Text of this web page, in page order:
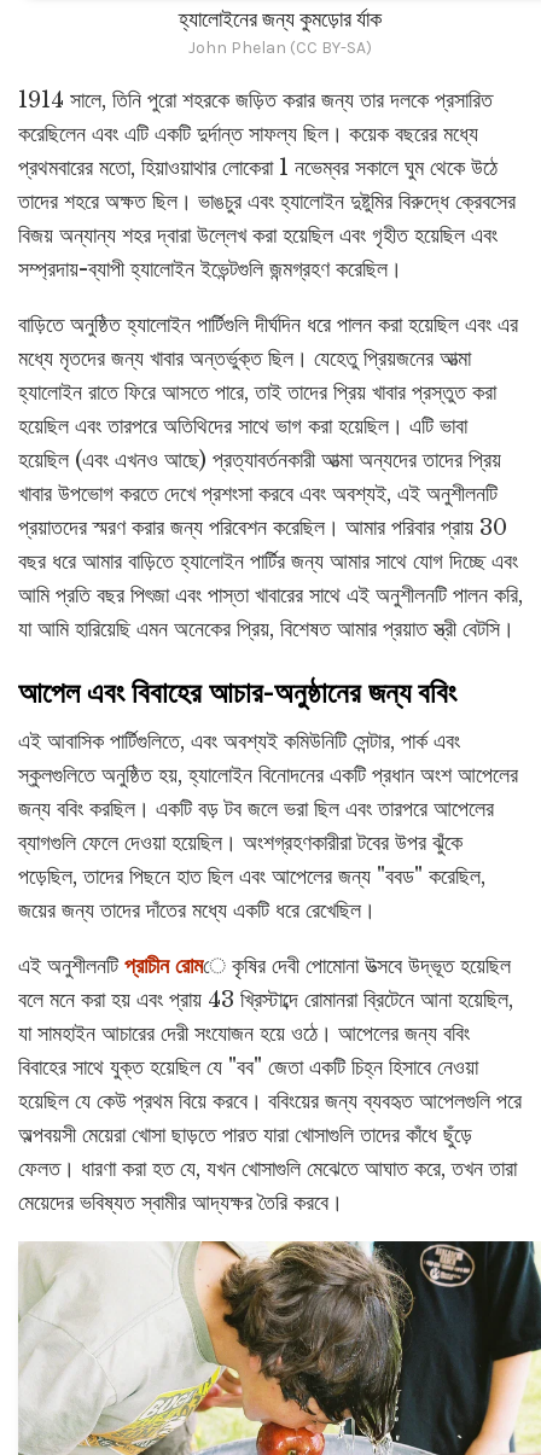
হ্যালোইনের জন্য কুমড়োর র্যাক
John Phelan (CC BY-SA)
1914 সালে, তিনি পুরো শহরকে জড়িত করার জন্য তার দলকে প্রসারিত
করেছিলেন এবং এটি একটি দুর্দান্ত সাফল্য ছিল। কয়েক বছরের মধ্যে
প্রথমবারের মতো, হিয়াওয়াথার লোকেরা 1 নভেম্বর সকালে ঘুম থেকে উঠে
তাদের শহরে অক্ষত ছিল। ভাঙচুর এবং হ্যালোইন দুষ্টুমির বিরুদ্ধে ক্রেবসের
বিজয় অন্যান্য শহর দ্বারা উল্লেখ করা হয়েছিল এবং গৃহীত হয়েছিল এবং
সম্প্রদায়-ব্যাপী হ্যালোইন ইভেন্টগুলি জন্মগ্রহণ করেছিল।
বাড়িতে অনুষ্ঠিত হ্যালোইন পার্টিগুলি দীর্ঘদিন ধরে পালন করা হয়েছিল এবং এর
মধ্যে মৃতদের জন্য খাবার অন্তর্ভুক্ত ছিল। যেহেতু প্রিয়জনের আত্মা
হ্যালোইন রাতে ফিরে আসতে পারে, তাই তাদের প্রিয় খাবার প্রস্তুত করা
হয়েছিল এবং তারপরে অতিথিদের সাথে ভাগ করা হয়েছিল। এটি ভাবা
হয়েছিল (এবং এখনও আছে) প্রত্যাবর্তনকারী আত্মা অন্যদের তাদের প্রিয়
খাবার উপভোগ করতে দেখে প্রশংসা করবে এবং অবশ্যই, এই অনুশীলনটি
প্রয়াতদের স্মরণ করার জন্য পরিবেশন করেছিল। আমার পরিবার প্রায় 30
বছর ধরে আমার বাড়িতে হ্যালোইন পার্টির জন্য আমার সাথে যোগ দিচ্ছে এবং
আমি প্রতি বছর পিৎজা এবং পাস্তা খাবারের সাথে এই অনুশীলনটি পালন করি,
যা আমি হারিয়েছি এমন অনেকের প্রিয়, বিশেষত আমার প্রয়াত স্ত্রী বেটসি।
আপেল এবং বিবাহের আচার-অনুষ্ঠানের জন্য ববিং
এই আবাসিক পার্টিগুলিতে, এবং অবশ্যই কমিউনিটি সেন্টার, পার্ক এবং
স্কুলগুলিতে অনুষ্ঠিত হয়, হ্যালোইন বিনোদনের একটি প্রধান অংশ আপেলের
জন্য ববিং করছিল। একটি বড় টব জলে ভরা ছিল এবং তারপরে আপেলের
ব্যাগগুলি ফেলে দেওয়া হয়েছিল। অংশগ্রহণকারীরা টবের উপর ঝুঁকে
পড়েছিল, তাদের পিছনে হাত ছিল এবং আপেলের জন্য "ববড" করেছিল,
জয়ের জন্য তাদের দাঁতের মধ্যে একটি ধরে রেখেছিল।
এই অনুশীলনটিপ্রাচীন রোমে কৃষির দেবী পোমোনা উত্সবে উদ্ভূত হয়েছিল
বলে মনে করা হয় এবং প্রায় 43 খ্রিস্টাব্দে রোমানরা ব্রিটেনে আনা হয়েছিল,
যা সামহাইন আচারের দেরী সংযোজন হয়ে ওঠে। আপেলের জন্য ববিং
বিবাহের সাথে যুক্ত হয়েছিল যে "বব" জেতা একটি চিহ্ন হিসাবে নেওয়া
হয়েছিল যে কেউ প্রথম বিয়ে করবে। ববিংয়ের জন্য ব্যবহৃত আপেলগুলি পরে
অল্পবয়সী মেয়েরা খোসা ছাড়তে পারত যারা খোসাগুলি তাদের কাঁধে ছুঁড়ে
ফেলত। ধারণা করা হত যে, যখন খোসাগুলি মেঝেতে আঘাত করে, তখন তারা
মেয়েদের ভবিষ্যত স্বামীর আদ্যক্ষর তৈরি করবে।